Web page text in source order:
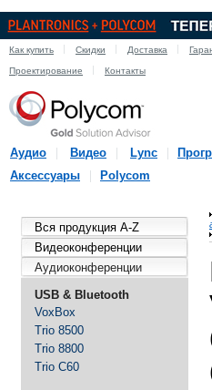
Как купить Скидки Доставка
Проектирование Контакты
Аудио
Видео Lync
Аксессуары
Polycom
Вся продукция A-Z
Видеоконференции
Аудиоконференции
USB & Bluetooth
VoxBox
Trio 8500
Trio 8800
Trio C60